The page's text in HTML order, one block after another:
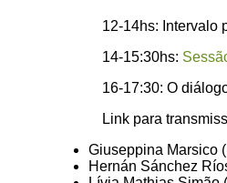
12-14hs: Intervalo
14-15:30hs:
16-17:30: O
Link para
Giuseppina Marsico
Hernán Sánchez